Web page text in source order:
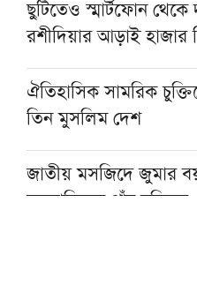
ছুটিতেও স্মার্টফোন
রশীদিয়ার আড়াই হাজার
ঐতিহাসিক সামরিক
তিন মুসলিম দেশ
জাতীয় মসজিদে জুমার
মুহতামিমের পাঁচ নসিহত